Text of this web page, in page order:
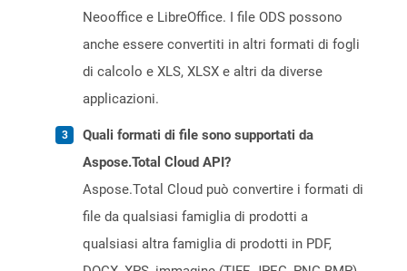
Neooffice e LibreOffice. I file ODS possono
anche essere convertiti in altri formati di fogli
di calcolo e XLS, XLSX e altri da diverse
applicazioni.
Quali formati di file sono supportati da
Aspose.Total Cloud API?
Aspose.Total Cloud può convertire i formati di
file da qualsiasi famiglia di prodotti a
qualsiasi altra famiglia di prodotti in PDF,